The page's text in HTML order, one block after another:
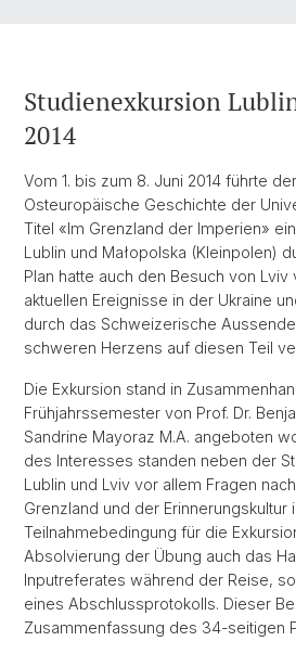
Studienexkursion
2014
Vom 1. bis zum 8. Juni 2014 führte
Osteuropäische Geschichte der
Titel «Im Grenzland der Imperien»
Lublin und Małopolska (Kleinpolen)
Plan hatte auch den Besuch von
aktuellen Ereignisse in der Ukraine
durch das Schweizerische
schweren Herzens auf diesen Teil
Die Exkursion stand in
Frühjahrssemester von Prof. Dr.
Sandrine Mayoraz M.A. angeboten
des Interesses standen neben der
Lublin und Lviv vor allem Fragen
Grenzland und der Erinnerungskultur
Teilnahmebedingung für die
Absolvierung der Übung auch das
Inputreferates während der Reise,
eines Abschlussprotokolls. Dieser
Zusammenfassung des 34-seitigen